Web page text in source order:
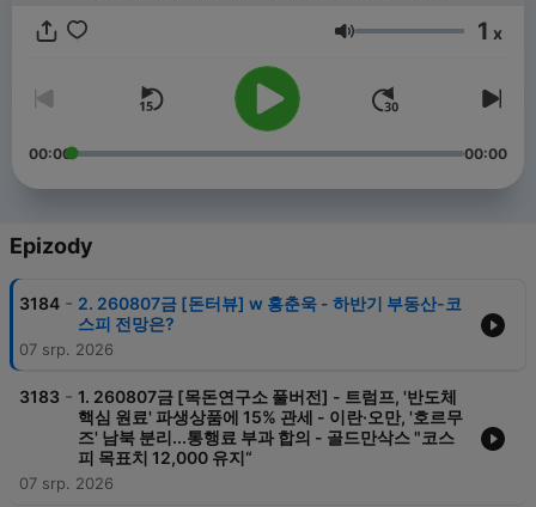
Hlasitost 1 x
00:00 00:00
Epizody
3184 - 2. 260807금 [돈터뷰] w 홍춘욱 - 하반기 부동산-코
스피 전망은?
07 srp. 2026
3183 - 1. 260807금 [목돈연구소 풀버전] - 트럼프, '반도체
핵심 원료' 파생상품에 15% 관세 - 이란·오만, '호르무
즈' 남북 분리...통행료 부과 합의 - 골드만삭스 "코스
피 목표치 12,000 유지“
07 srp. 2026